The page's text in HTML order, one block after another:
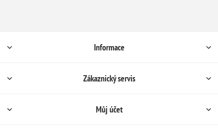
Informace
Zákaznický servis
Můj účet